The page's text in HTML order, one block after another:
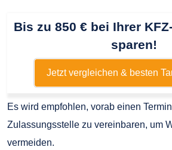
Bis zu 850 € bei Ihrer
sparen!
Jetzt vergleichen & besten
Es wird empfohlen, vorab einen
Zulassungsstelle zu vereinbaren, um
vermeiden.